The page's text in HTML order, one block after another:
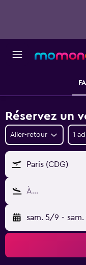
Réservez un
Aller-retour 1
Paris (CDG)
À…
sam. 5/9 -